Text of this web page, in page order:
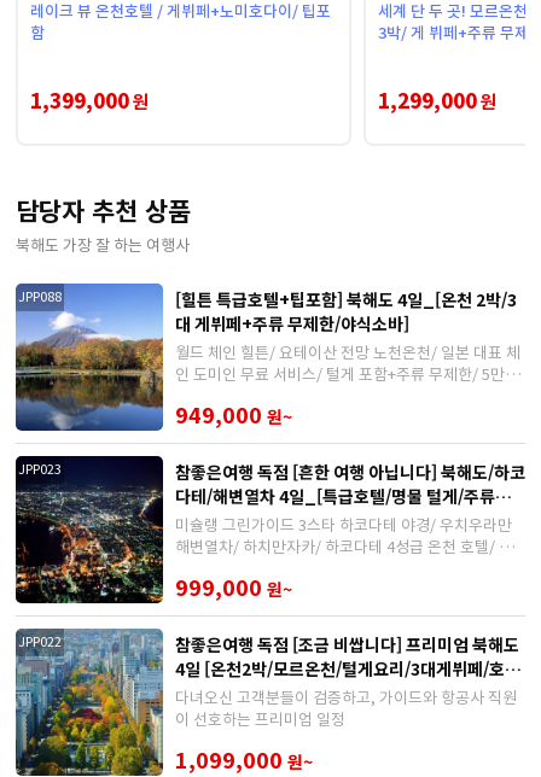
레이크 뷰 온천호텔 / 게뷔페+노미호다이/ 팁포
함
1,399,000원
세계 단 두 곳! 모르온천/
3박/ 게 뷔페+주류 무제
1,299,000원
담당자 추천 상품
북해도 가장 잘 하는 여행사
JPP088
[힐튼 특급호텔+팁포함] 북해도 4일_[온천 2박/3
대 게뷔페+주류 무제한/야식소바]
월드 체인 힐튼/ 요테이산 전망 노천온천/ 일본 대표 체
인 도미인 무료 서비스/ 털게 포함+주류 무제한/ 5만원
949,000 원~
JPP023
참좋은여행 독점 [흔한 여행 아닙니다] 북해도/하코
다테/해변열차 4일_[특급호텔/명물 털게/주류무
제한/팁포함]
미슐랭 그린가이드 3스타 하코다테 야경/ 우치우라만
해변열차/ 하치만자카/ 하코다테 4성급 온천 호텔/ 노
999,000 원~
JPP022
참좋은여행 독점 [조금 비쌉니다] 프리미엄 북해도
4일 [온천2박/모르온천/털게요리/3대게뷔페/호텔
디너뷔페2회/팁포함]
다녀오신 고객분들이 검증하고, 가이드와 항공사 직원
이 선호하는 프리미엄 일정
1,099,000 원~